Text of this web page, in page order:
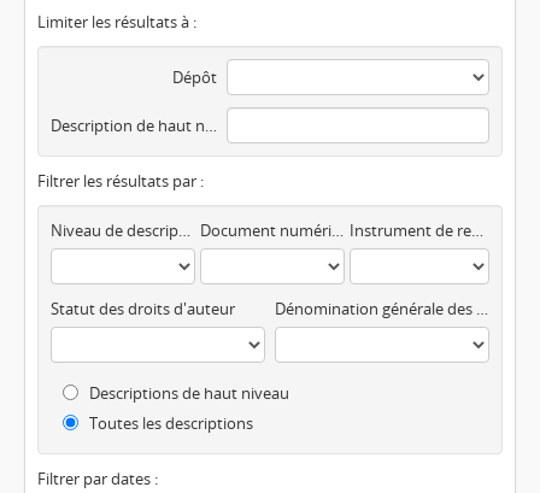
Limiter les résultats à :
Dépôt
Description de haut niveau
Filtrer les résultats par :
Niveau de description Document numérisé disponible Instrument de recherche
Statut des droits d'auteur Dénomination générale des documents
Descriptions de haut niveau
Toutes les descriptions
Filtrer par dates :